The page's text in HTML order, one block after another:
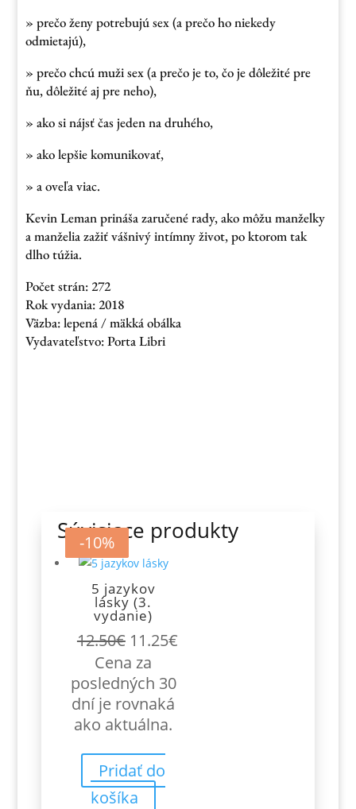
» prečo ženy potrebujú sex (a prečo ho niekedy
odmietajú),
» prečo chcú muži sex (a prečo je to, čo je dôležité pre
ňu, dôležité aj pre neho),
» ako si nájsť čas jeden na druhého,
» ako lepšie komunikovať,
» a oveľa viac.
Kevin Leman prináša zaručené rady, ako môžu manželky
a manželia zažiť vášnivý intímny život, po ktorom tak
dlho túžia.
Počet strán: 272
Rok vydania: 2018
Väzba: lepená / mäkká obálka
Vydavateľstvo: Porta Libri
Súvisiace produkty
-10%
5 jazykov
lásky (3.
vydanie)
12.50€ Pôvodná
cena
bola:
12.50€.
11.25€Aktuálna
Cena za
posledných 30
dní je rovnaká
ako aktuálna.
Pridať do
košíka
-10%
-10%
-10%